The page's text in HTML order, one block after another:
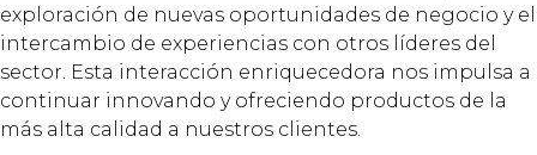
exploración de nuevas oportunidades de negocio y el
intercambio de experiencias con otros líderes del
sector. Esta interacción enriquecedora nos impulsa a
continuar innovando y ofreciendo productos de la
más alta calidad a nuestros clientes.